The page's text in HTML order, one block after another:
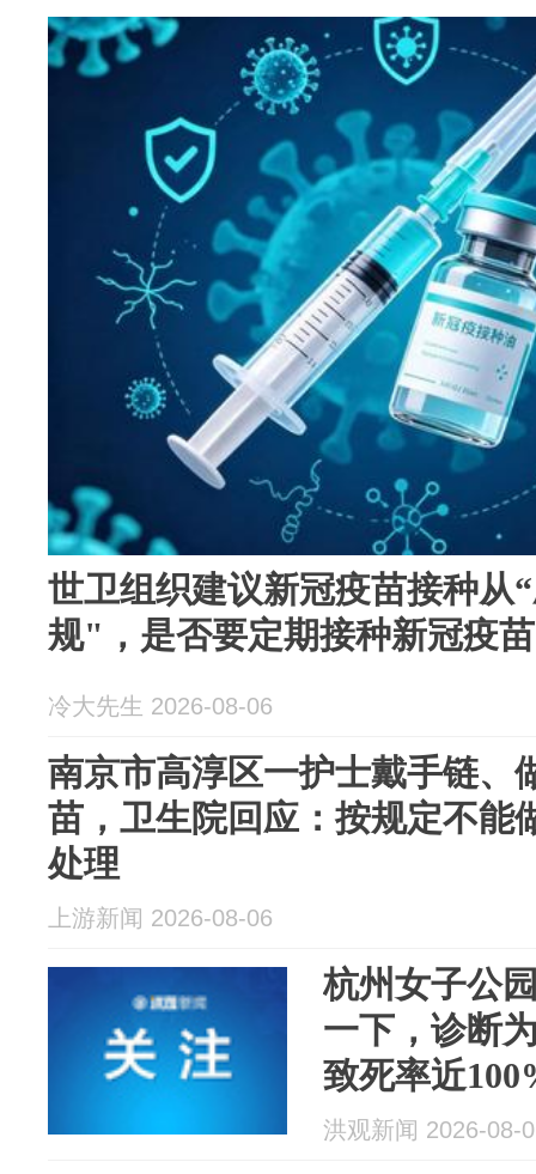
世卫组织建议新冠疫苗接种从
规"，是否要定期接种新冠疫
冷大先生 2026-08-06
南京市高淳区一护士戴手链、
苗，卫生院回应：按规定不能
处理
上游新闻 2026-08-06
杭州女子公
一下，诊断
致死率近
判断该不该
洪观新闻 2026-08-